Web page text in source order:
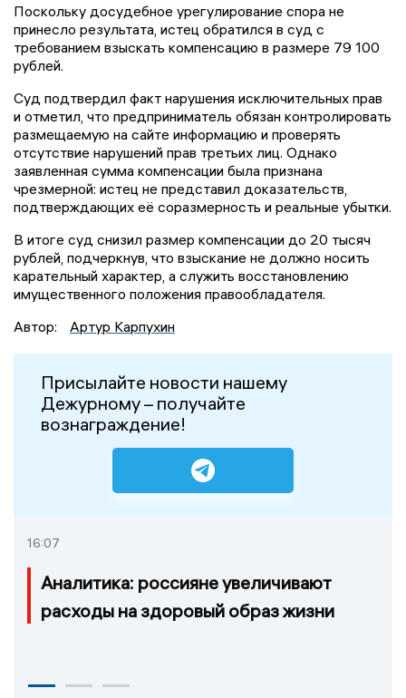
Поскольку досудебное урегулирование спора не
принесло результата, истец обратился в суд с
требованием взыскать компенсацию в размере 79 100
рублей.
Суд подтвердил факт нарушения исключительных прав
и отметил, что предприниматель обязан контролировать
размещаемую на сайте информацию и проверять
отсутствие нарушений прав третьих лиц. Однако
заявленная сумма компенсации была признана
чрезмерной: истец не представил доказательств,
подтверждающих её соразмерность и реальные убытки.
В итоге суд снизил размер компенсации до 20 тысяч
рублей, подчеркнув, что взыскание не должно носить
карательный характер, а служить восстановлению
имущественного положения правообладателя.
Автор:
Артур Карпухин
Присылайте новости нашему
Дежурному – получайте
вознаграждение!
16:07
Аналитика: россияне увеличивают
расходы на здоровый образ жизни